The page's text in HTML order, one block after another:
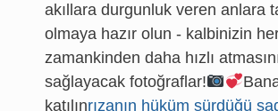
akıllara durgunluk veren anlara
olmaya hazır olun - kalbinizin
zamankinden daha hızlı
sağlayacak fotoğraflar!
katılınrızanın hüküm sürdüğü